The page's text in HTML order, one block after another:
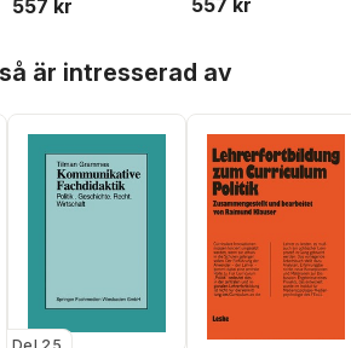
557 kr 557 kr
är intresserad av